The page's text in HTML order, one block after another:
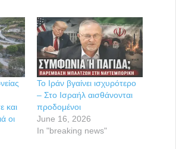
και
οι
Το Ιράν βγαίνει ισχυρότερο
– Στο Ισραήλ αισθάνονται
προδομένοι
June 16, 2026
In "breaking news"